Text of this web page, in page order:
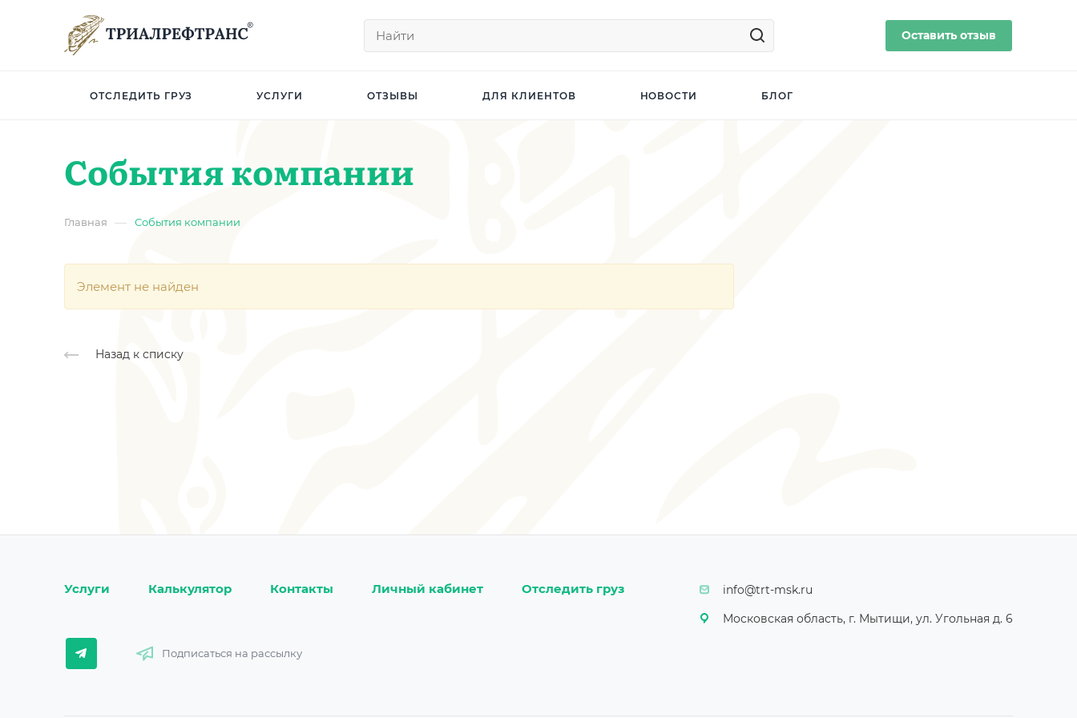
Оставить отзыв
ОТСЛЕДИТЬ ГРУЗ УСЛУГИ ОТЗЫВЫ ДЛЯ КЛИЕНТОВ НОВОСТИ БЛОГ
События компании
Главная — События компании
Элемент не найден
Назад к списку
Услуги Калькулятор Контакты Личный кабинет Отследить груз
Подписаться на рассылку
info@trt-msk.ru
Московская область, г. Мытищи, ул. Угольная д. 6